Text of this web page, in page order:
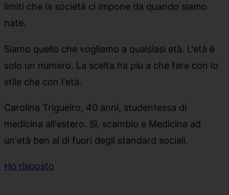
limiti che la società ci impone da quando siamo
nate.
Siamo quello che vogliamo a qualsiasi età. L'età è
solo un numero. La scelta ha più a che fare con lo
stile che con l'età.
Carolina Trigueiro, 40 anni, studentessa di
medicina all'estero. Sì, scambio e Medicina ad
un'età ben al di fuori degli standard sociali.
Ho risposto